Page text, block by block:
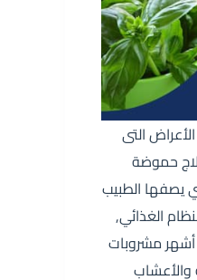
التى
حموضة
يصفها الطبيب
الغذائي,
مشروبات